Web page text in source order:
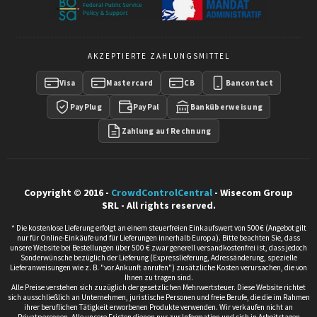
AKZEPTIERTE ZAHLUNGSMITTEL
Visa Mastercard CB Bancontact
PayPlug PayPal Banküberweisung
Zahlung auf Rechnung
Copyright © 2016 - CrowdControlCentral - Wisecom Group
SRL - All rights reserved.
* Die kostenlose Lieferung erfolgt an einem steuerfreien Einkaufswert von 500€ (Angebot gilt
nur für Online-Einkäufe und für Lieferungen innerhalb Europa). Bitte beachten Sie, dass
unsere Website bei Bestellungen über 500 € zwar generell versandkostenfrei ist, dass jedoch
Sonderwünsche bezüglich der Lieferung (Expresslieferung, Adressänderung, spezielle
Lieferanweisungen wie z. B. "vor Ankunft anrufen") zusätzliche Kosten verursachen, die von
Ihnen zu tragen sind.
Alle Preise verstehen sich zuzüglich der gesetzlichen Mehrwertsteuer. Diese Website richtet
sich ausschließlich an Unternehmen, juristische Personen und freie Berufe, die die im Rahmen
ihrer beruflichen Tätigkeit erworbenen Produkte verwenden. Wir verkaufen nicht an